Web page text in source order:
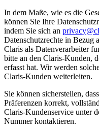
In dem Maße, wie es die
können Sie Ihre
indem Sie sich an
Datenschutzrechte in Bezug
Claris als Datenverarbeiter
bitte an den Claris-Kunden,
erfasst hat. Wir werden
Claris-Kunden weiterleiten.
Sie können sicherstellen,
Präferenzen korrekt,
Claris-Kundenservice unter
Nummer kontaktieren.